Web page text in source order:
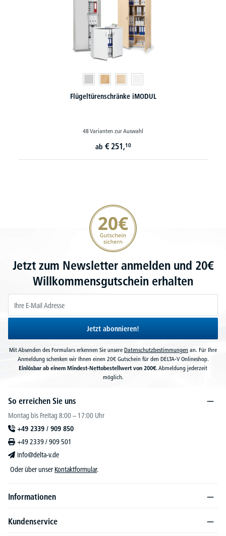
Flügeltürenschränke iMODUL
48 Varianten zur Auswahl
ab € 251,10
20€ Gutschein sichern
Jetzt zum Newsletter anmelden und 20€
Willkommensgutschein erhalten
Jetzt abonnieren!
Mit Absenden des Formulars erkennen Sie unsere Datenschutzbestimmungen an. Für Ihre
Anmeldung schenken wir Ihnen einen 20€ Gutschein für den DELTA-V Onlineshop.
Einlösbar ab einem Mindest-Nettobestellwert von 200€.Abmeldung jederzeit
möglich.
So erreichen Sie uns
Montag bis Freitag 8:00 – 17:00 Uhr
+49 2339 / 909 850
+49 2339 / 909 501
info@delta-v.de
Oder über unser Kontaktformular.
Informationen
Kundenservice